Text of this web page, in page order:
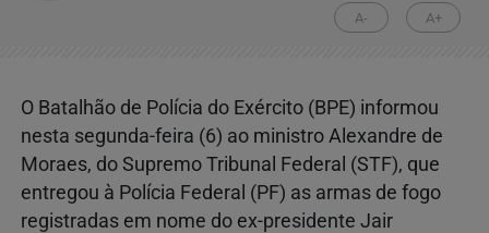
A- A+
O Batalhão de Polícia do Exército (BPE) informou
nesta segunda-feira (6) ao ministro Alexandre de
Moraes, do Supremo Tribunal Federal (STF), que
entregou à Polícia Federal (PF) as armas de fogo
registradas em nome do ex-presidente Jair